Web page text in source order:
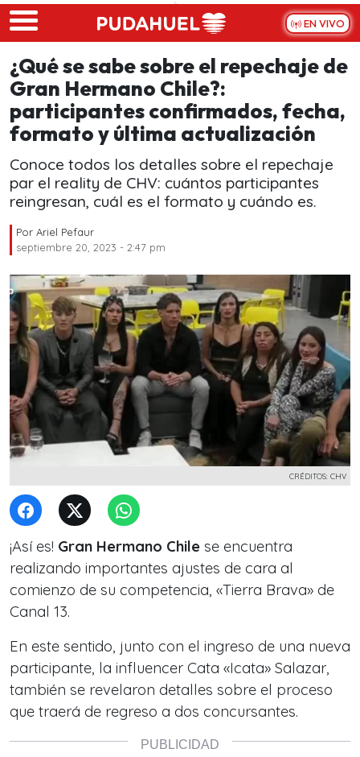
Skip to main content
EN VIVO
¿Qué se sabe sobre el repechaje de
Gran Hermano Chile?:
participantes confirmados, fecha,
formato y última actualización
Conoce todos los detalles sobre el repechaje
par el reality de CHV: cuántos participantes
reingresan, cuál es el formato y cuándo es.
Por Ariel Pefaur
septiembre 20, 2023 - 2:47 pm
CRÉDITOS: CHV
¡Así es! Gran Hermano Chile se encuentra
realizando importantes ajustes de cara al
comienzo de su competencia, «Tierra Brava» de
Canal 13.
En este sentido, junto con el ingreso de una nueva
participante, la influencer Cata «Icata» Salazar,
también se revelaron detalles sobre el proceso
que traerá de regreso a dos concursantes.